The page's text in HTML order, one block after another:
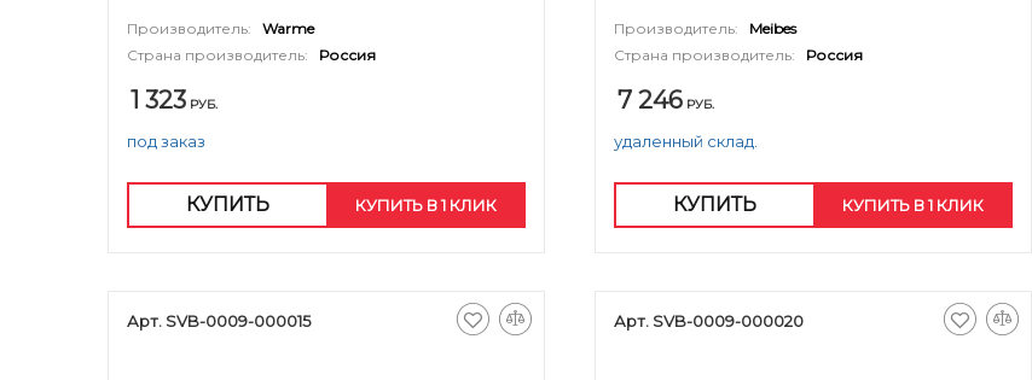
Производитель:
Warme
Страна производитель:
Россия
1 323 РУБ.
под заказ
КУПИТЬ КУПИТЬ В 1 КЛИК
Производитель:
Meibes
Страна производитель:
Россия
7 246 РУБ.
удаленный склад.
КУПИТЬ КУПИТЬ В 1 КЛИК
Арт. SVB-0009-000015 Арт. SVB-0009-000020